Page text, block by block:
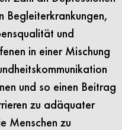
Begleiterkrankungen,
und
in einer Mischung
und so einen Beitrag
zu adäquater
Menschen zu